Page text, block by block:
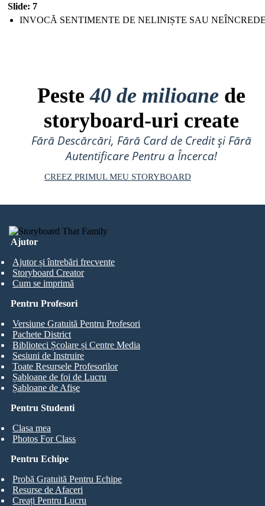
Slide: 7
INVOCĂ SENTIMENTE DE NELINIȘTE SAU
Peste40 de milioane de
storyboard-uri create
Fără Descărcări, Fără Card de Credit și Fără
Autentificare Pentru a Încerca!
CREEZ PRIMUL MEU STORYBOARD
Ajutor
Ajutor și întrebări frecvente
Storyboard Creator
Cum se imprimă
Pentru Studenti
Clasa mea
Photos For Class
Pentru Profesori
Versiune Gratuită Pentru Profesori
Pachete District
Biblioteci Școlare și Centre Media
Sesiuni de Instruire
Toate Resursele Profesorilor
Șabloane de foi de Lucru
Șabloane de Afișe
Pentru Echipe
Probă Gratuită Pentru Echipe
Resurse de Afaceri
Creați Pentru Lucru